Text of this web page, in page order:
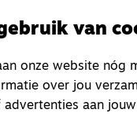
van
onze website nóg
over jou
aan